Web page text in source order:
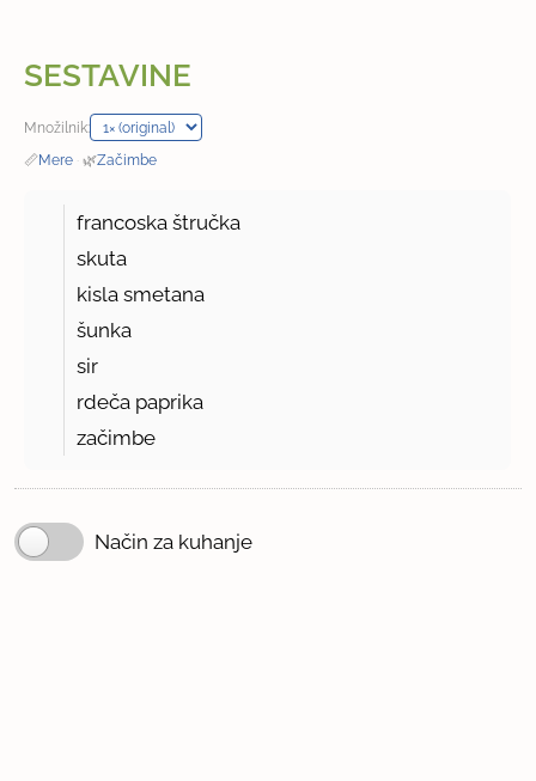
SESTAVINE
Množilnik:
📏Mere · 🌿Začimbe
francoska štručka
skuta
kisla smetana
šunka
sir
rdeča paprika
začimbe
Način za kuhanje